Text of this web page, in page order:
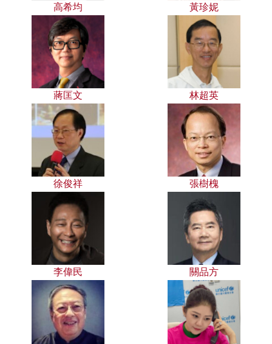
高希均 黃珍妮
蔣匡文 林超英
徐俊祥 張樹槐
李偉民 關品方